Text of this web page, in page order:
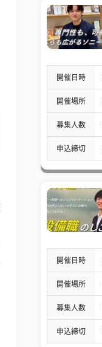
開催日時
開催場所
募集人数
申込締切
開催日時
開催場所
募集人数
申込締切